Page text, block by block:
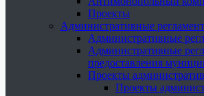
Проекты
Административные
Административные
Административные
предоставления
Проекты
Проекты